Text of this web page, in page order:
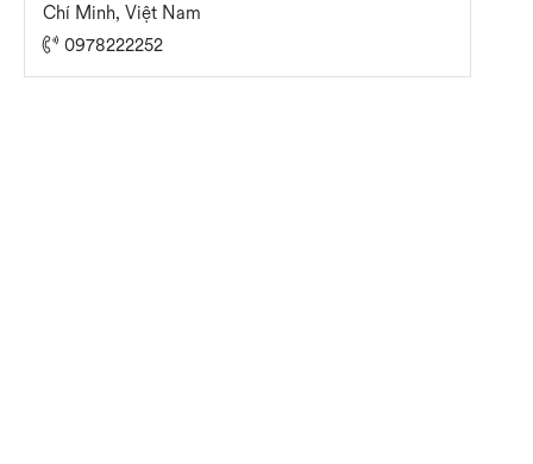
Chí Minh, Việt Nam
0978222252